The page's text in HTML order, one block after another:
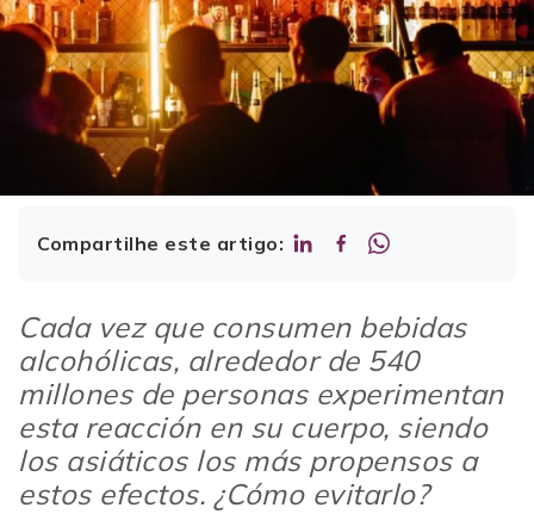
Compartilhe este artigo:
Cada vez que consumen bebidas
alcohólicas, alrededor de 540
millones de personas experimentan
esta reacción en su cuerpo, siendo
los asiáticos los más propensos a
estos efectos. ¿Cómo evitarlo?